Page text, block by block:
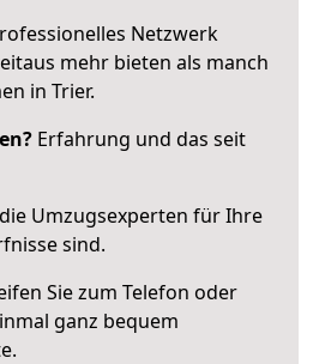
Netzwerk
mehr bieten als manch
in Trier.
Erfahrung und das seit
Umzugsexperten für Ihre
sind.
Sie zum Telefon oder
ganz bequem